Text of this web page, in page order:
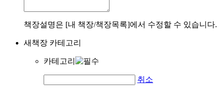
책장설명은 [내 책장/책장목록]에서 수정할 수 있습니다.
새책장 카테고리
카테고리
취소